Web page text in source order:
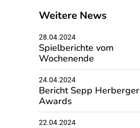
Weitere News
28.04.2024
Spielberichte vom
Wochenende
24.04.2024
Bericht Sepp Herberger
Awards
22.04.2024